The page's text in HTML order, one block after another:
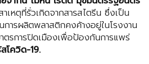
เหตุที่รั่วเกิดจากสารสไตรีน ซึ่งเป็น
ารผลิตพลาสติกคงค้างอยู่ในโรงงาน
าตรการปิดเมืองเพื่อป้องกันการแพร่
โควิด-19.